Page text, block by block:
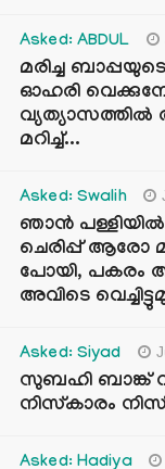
Asked: ABDUL
മരിച്ച
ഓഹരി
മറിച്ച്...
Asked: Swalih
ഞാൻ
ചെരിപ്പ് ആരോ
പോയി, പകരം
അവിടെ
Asked: Siyad
സുബഹി ബാങ്ക്
നിസ്കാരം
Asked: Hadiya